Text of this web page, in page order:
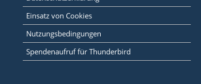
Einsatz von Cookies
Nutzungsbedingungen
Spendenaufruf für Thunderbird